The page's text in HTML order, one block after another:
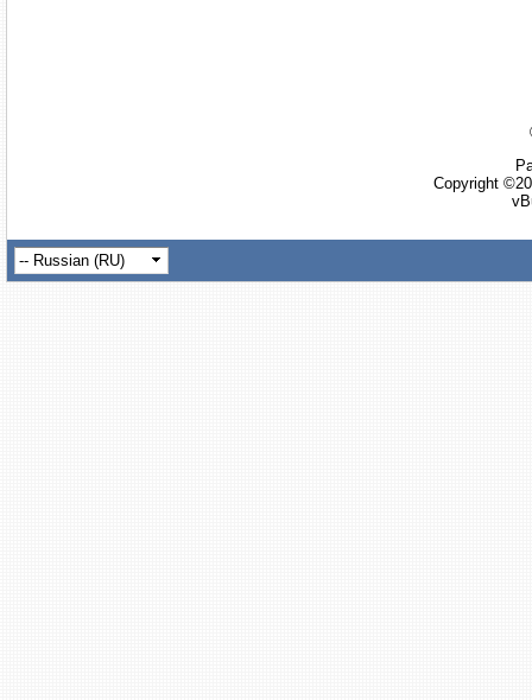
Copyright